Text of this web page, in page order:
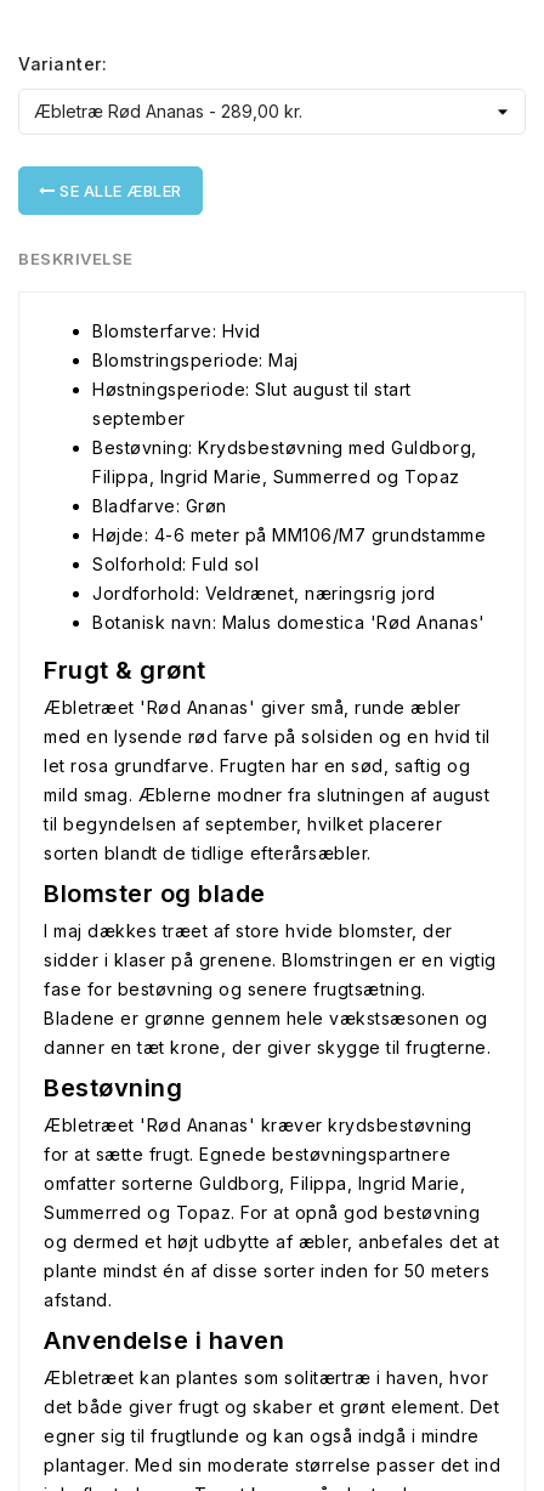
Varianter:
SE ALLE ÆBLER
BESKRIVELSE
Blomsterfarve: Hvid
Blomstringsperiode: Maj
Høstningsperiode: Slut august til start
september
Bestøvning: Krydsbestøvning med Guldborg,
Filippa, Ingrid Marie, Summerred og Topaz
Bladfarve: Grøn
Højde: 4-6 meter på MM106/M7 grundstamme
Solforhold: Fuld sol
Jordforhold: Veldrænet, næringsrig jord
Botanisk navn: Malus domestica 'Rød Ananas'
Frugt & grønt
Æbletræet 'Rød Ananas' giver små, runde æbler
med en lysende rød farve på solsiden og en hvid til
let rosa grundfarve. Frugten har en sød, saftig og
mild smag. Æblerne modner fra slutningen af august
til begyndelsen af september, hvilket placerer
sorten blandt de tidlige efterårsæbler.
Blomster og blade
I maj dækkes træet af store hvide blomster, der
sidder i klaser på grenene. Blomstringen er en vigtig
fase for bestøvning og senere frugtsætning.
Bladene er grønne gennem hele vækstsæsonen og
danner en tæt krone, der giver skygge til frugterne.
Bestøvning
Æbletræet 'Rød Ananas' kræver krydsbestøvning
for at sætte frugt. Egnede bestøvningspartnere
omfatter sorterne Guldborg, Filippa, Ingrid Marie,
Summerred og Topaz. For at opnå god bestøvning
og dermed et højt udbytte af æbler, anbefales det at
plante mindst én af disse sorter inden for 50 meters
afstand.
Anvendelse i haven
Æbletræet kan plantes som solitærtræ i haven, hvor
det både giver frugt og skaber et grønt element. Det
egner sig til frugtlunde og kan også indgå i mindre
plantager. Med sin moderate størrelse passer det ind